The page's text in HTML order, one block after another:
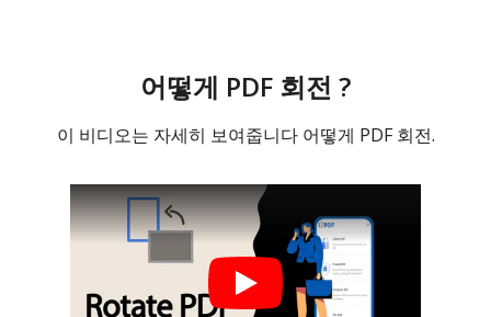
어떻게 PDF 회전 ?
이 비디오는 자세히 보여줍니다 어떻게 PDF 회전.